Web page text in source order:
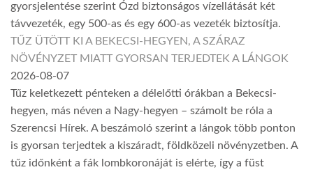
gyorsjelentése szerint Ózd biztonságos vízellátását két
távvezeték, egy 500-as és egy 600-as vezeték biztosítja.
TŰZ ÜTÖTT KI A BEKECSI-HEGYEN, A SZÁRAZ
NÖVÉNYZET MIATT GYORSAN TERJEDTEK A LÁNGOK
2026-08-07
Tűz keletkezett pénteken a délelőtti órákban a Bekecsi-
hegyen, más néven a Nagy-hegyen – számolt be róla a
Szerencsi Hírek. A beszámoló szerint a lángok több ponton
is gyorsan terjedtek a kiszáradt, földközeli növényzetben. A
tűz időnként a fák lombkoronáját is elérte, így a füst